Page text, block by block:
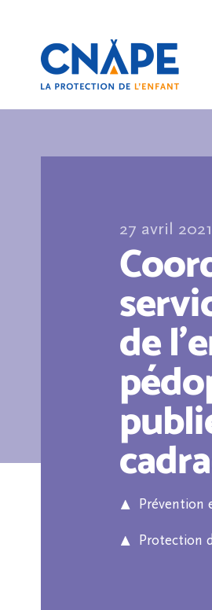
27 avril 2021
de
Prévention
Protection